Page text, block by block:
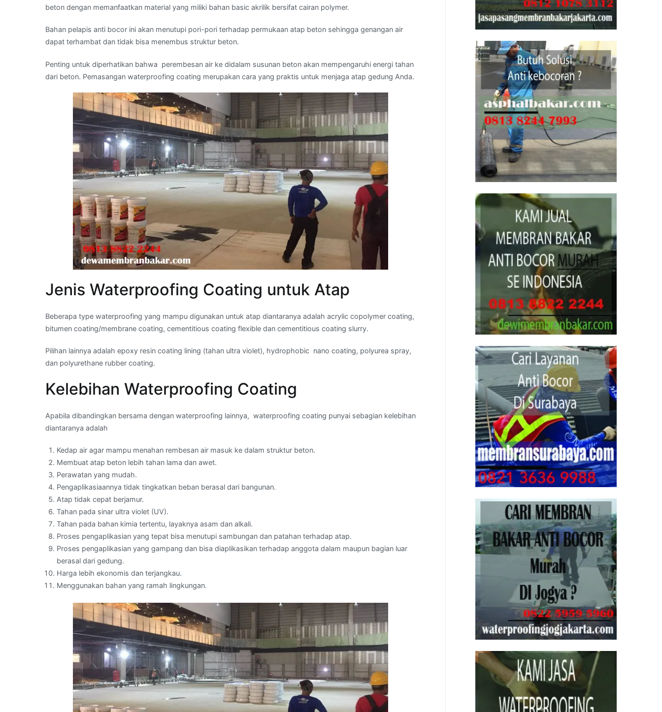
beton dengan memanfaatkan material yang miliki bahan basic akrilik bersifat cairan polymer.
Bahan pelapis anti bocor ini akan menutupi pori-pori terhadap permukaan atap beton sehingga genangan air
dapat terhambat dan tidak bisa menembus struktur beton.
Penting untuk diperhatikan bahwa perembesan air ke didalam susunan beton akan mempengaruhi energi tahan
dari beton. Pemasangan waterproofing coating merupakan cara yang praktis untuk menjaga atap gedung Anda.
Jenis Waterproofing Coating untuk Atap
Beberapa type waterproofing yang mampu digunakan untuk atap diantaranya adalah acrylic copolymer coating,
bitumen coating/membrane coating, cementitious coating flexible dan cementitious coating slurry.
Pilihan lainnya adalah epoxy resin coating lining (tahan ultra violet), hydrophobic nano coating, polyurea spray,
dan polyurethane rubber coating.
Kelebihan Waterproofing Coating
Apabila dibandingkan bersama dengan waterproofing lainnya, waterproofing coating punyai sebagian kelebihan
diantaranya adalah
Kedap air agar mampu menahan rembesan air masuk ke dalam struktur beton.
Membuat atap beton lebih tahan lama dan awet.
Perawatan yang mudah.
Pengaplikasiaannya tidak tingkatkan beban berasal dari bangunan.
Atap tidak cepat berjamur.
Tahan pada sinar ultra violet (UV).
Tahan pada bahan kimia tertentu, layaknya asam dan alkali.
Proses pengaplikasian yang tepat bisa menutupi sambungan dan patahan terhadap atap.
Proses pengaplikasian yang gampang dan bisa diaplikasikan terhadap anggota dalam maupun bagian luar
berasal dari gedung.
Harga lebih ekonomis dan terjangkau.
Menggunakan bahan yang ramah lingkungan.